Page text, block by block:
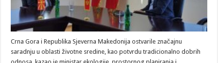
Crna Gora i Republika Sjeverna Makedonija ostvarile značajnu
saradnju u oblasti životne sredine, kao potvrdu tradicionalno dobrih